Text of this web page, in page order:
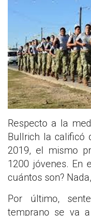
Respecto a la
Bullrich la calificó
2019, el mismo
1200 jóvenes. En
cuántos son?
Por último,
temprano se va